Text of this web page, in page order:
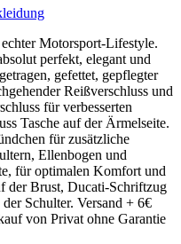
Motorsport-Lifestyle.
perfekt, elegant und
gefettet, gepflegter
Reißverschluss und
für verbesserten
Tasche auf der Ärmelseite.
für zusätzliche
Ellenbogen und
für optimalen Komfort und
der Brust, Ducati-Schriftzug
Schulter. Versand + 6€
von Privat ohne Garantie